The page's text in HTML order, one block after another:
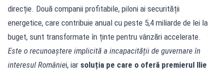
direcție. Două companii profitabile, piloni ai securității
energetice, care contribuie anual cu peste 5,4 miliarde de lei la
buget, sunt transformate în ținte pentru vânzări accelerate.
Este o recunoaștere implicită a incapacității de guvernare în
interesul României, iar soluția pe care o oferă premierul Ilie